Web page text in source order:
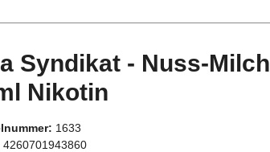
Syndikat - Nuss-
Nikotin
1633
4260701943860